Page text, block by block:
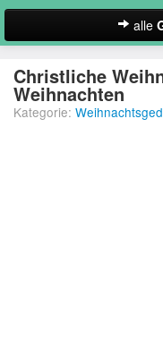
alle
Neues Gedicht
Christliche
Weihnachten
Kategorie: